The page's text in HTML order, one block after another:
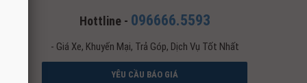
Hottline - 096666.5593
- Giá Xe, Khuyến Mại, Trả Góp, Dịch Vụ Tốt Nhất
YÊU CẦU BÁO GIÁ